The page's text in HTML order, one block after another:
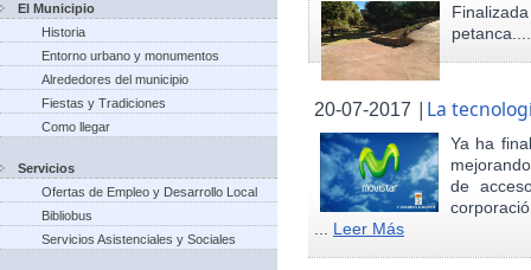
El Municipio
Historia
Entorno urbano y monumentos
Alrededores del municipio
Fiestas y Tradiciones
Como llegar
Servicios
Ofertas de Empleo y Desarrollo Local
Bibliobus
Servicios Asistenciales y Sociales
20-07-2017 | La
Ya ha
de
Leer Más